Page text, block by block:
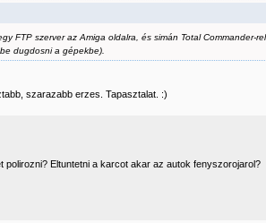
FTP szerver az Amiga oldalra, és simán Total Commander-
dugdosni a gépekbe).
szarazabb erzes. Tapasztalat. :)
polirozni? Eltuntetni a karcot akar az autok fenyszorojarol?